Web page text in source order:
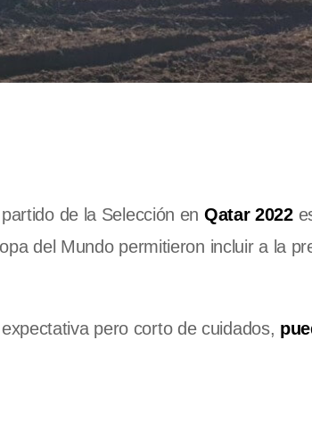
de la Selección en Qatar 2022
del Mundo permitieron incluir a la
pero corto de cuidados,